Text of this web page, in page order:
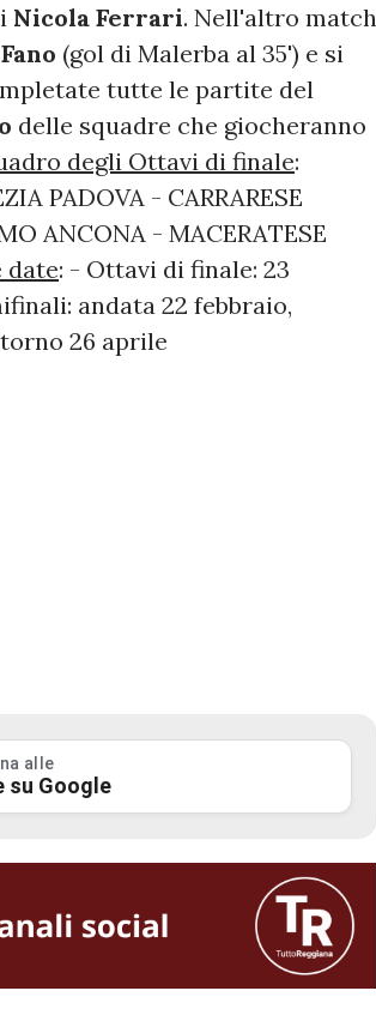
Nicola Ferrari. Nell'altro match
Fano (gol di Malerba al 35') e si
tutte le partite del
delle squadre che giocheranno
degli Ottavi di finale:
PADOVA - CARRARESE
ANCONA - MACERATESE
date: - Ottavi di finale: 23
andata 22 febbraio,
26 aprile
alle
Google